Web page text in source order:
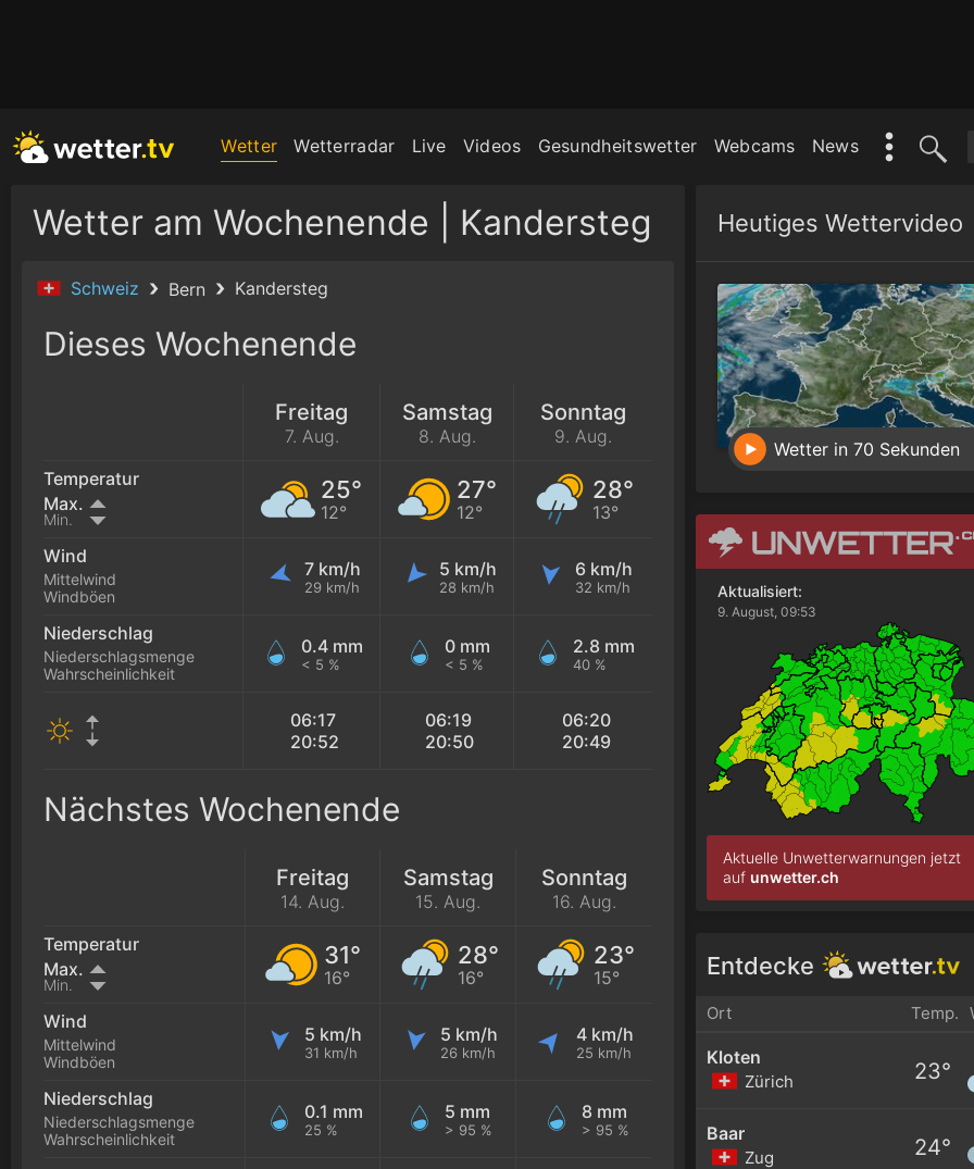
Wetter Wetterradar Live Videos Gesundheitswetter Webcams News
Wetter am Wochenende | Kandersteg
Schweiz Bern Kandersteg
Dieses Wochenende
Freitag
7. Aug.
Samstag
8. Aug.
Sonntag
9. Aug.
Temperatur
Max.
Min.
25°
12°
27°
12°
28°
13°
Wind
Mittelwind
Windböen
7 km/h
29 km/h
5 km/h
28 km/h
6 km/h
32 km/h
Niederschlag
Niederschlagsmenge
Wahrscheinlichkeit
0.4 mm
< 5 %
0 mm
< 5 %
2.8 mm
40 %
06:17
20:52
06:19
20:50
06:20
20:49
Nächstes Wochenende
Freitag
14. Aug.
Samstag
15. Aug.
Sonntag
16. Aug.
Temperatur
Max.
Min.
31°
16°
28°
16°
23°
15°
Wind
Mittelwind
Windböen
5 km/h
31 km/h
5 km/h
26 km/h
4 km/h
25 km/h
Niederschlag
Niederschlagsmenge
Wahrscheinlichkeit
0.1 mm
25 %
5 mm
> 95 %
8 mm
> 95 %
Heutiges Wettervideo
Wetter in 70 Sekunden
Aktualisiert:
9. August, 09:53
Aktuelle Unwetterwarnungen jetzt
auf unwetter.ch
Entdecke
Ort Temp.
Kloten
Zürich 23°
Baar
Zug 24°